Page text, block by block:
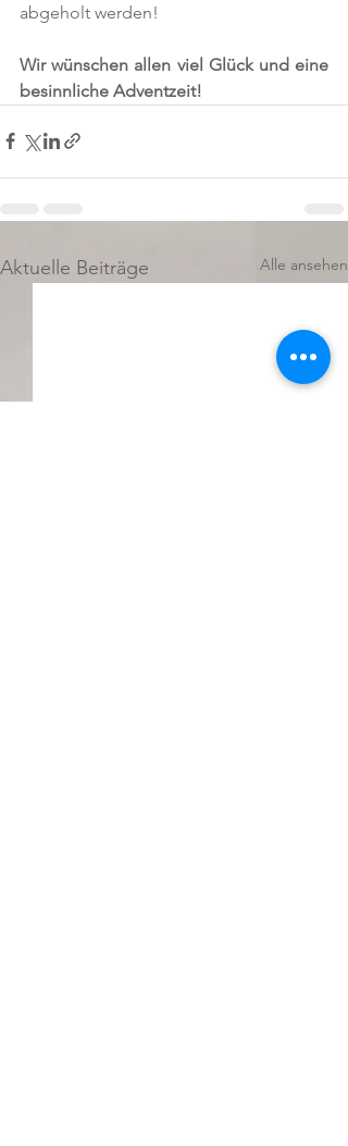
abgeholt werden!
Wir wünschen allen viel Glück und eine
besinnliche Adventzeit!
Aktuelle Beiträge Alle ansehen